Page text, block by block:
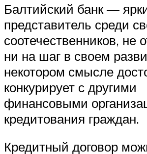
Балтийский банк —
представитель среди
соотечественников, не
ни на шаг в своем
некотором смысле
конкурирует с другими
финансовыми
кредитования граждан.
Кредитный договор